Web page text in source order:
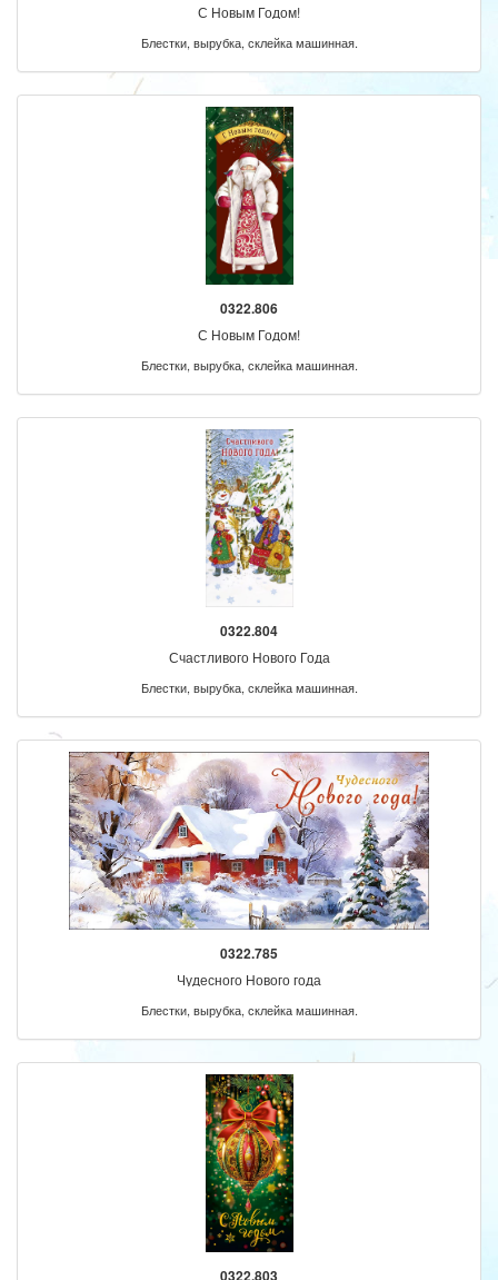
С Новым Годом!
Блестки, вырубка, склейка машинная.
0322.806
С Новым Годом!
Блестки, вырубка, склейка машинная.
0322.804
Счастливого Нового Года
Блестки, вырубка, склейка машинная.
0322.785
Чудесного Нового года
Блестки, вырубка, склейка машинная.
0322.803